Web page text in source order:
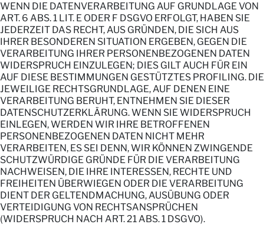
WENN DIE DATENVERARBEITUNG AUF GRUNDLAGE VON
ART. 6 ABS. 1 LIT. E ODER F DSGVO ERFOLGT, HABEN SIE
JEDERZEIT DAS RECHT, AUS GRÜNDEN, DIE SICH AUS
IHRER BESONDEREN SITUATION ERGEBEN, GEGEN DIE
VERARBEITUNG IHRER PERSONENBEZOGENEN DATEN
WIDERSPRUCH EINZULEGEN; DIES GILT AUCH FÜR EIN
AUF DIESE BESTIMMUNGEN GESTÜTZTES PROFILING. DIE
JEWEILIGE RECHTSGRUNDLAGE, AUF DENEN EINE
VERARBEITUNG BERUHT, ENTNEHMEN SIE DIESER
DATENSCHUTZERKLÄRUNG. WENN SIE WIDERSPRUCH
EINLEGEN, WERDEN WIR IHRE BETROFFENEN
PERSONENBEZOGENEN DATEN NICHT MEHR
VERARBEITEN, ES SEI DENN, WIR KÖNNEN ZWINGENDE
SCHUTZWÜRDIGE GRÜNDE FÜR DIE VERARBEITUNG
NACHWEISEN, DIE IHRE INTERESSEN, RECHTE UND
FREIHEITEN ÜBERWIEGEN ODER DIE VERARBEITUNG
DIENT DER GELTENDMACHUNG, AUSÜBUNG ODER
VERTEIDIGUNG VON RECHTSANSPRÜCHEN
(WIDERSPRUCH NACH ART. 21 ABS. 1 DSGVO).